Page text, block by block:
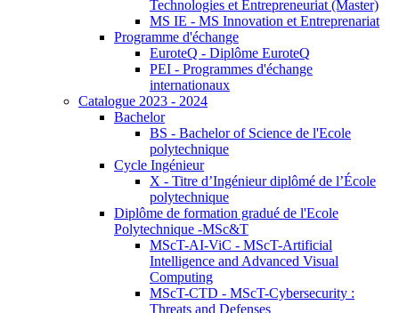
Technologies et Entrepreneuriat (Master)
MS IE - MS Innovation et Entreprenariat
Programme d'échange
EuroteQ - Diplôme EuroteQ
PEI - Programmes d'échange
internationaux
Catalogue 2023 - 2024
Bachelor
BS - Bachelor of Science de l'Ecole
polytechnique
Cycle Ingénieur
X - Titre d’Ingénieur diplômé de l’École
polytechnique
Diplôme de formation gradué de l'Ecole
Polytechnique -MSc&T
MScT-AI-ViC - MScT-Artificial
Intelligence and Advanced Visual
Computing
MScT-CTD - MScT-Cybersecurity :
Threats and Defenses